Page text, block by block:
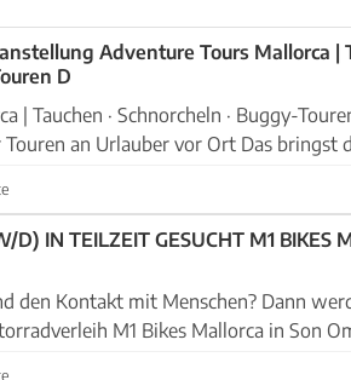
Adventure Tours Mallorca |
Schnorcheln · Buggy-Touren D
· Schnorcheln · Buggy-Touren Deine
vor Ort Das bringst du mit: Sehr starke
MITARBEITER/IN (M/W/D) IN
den Kontakt mit Menschen? Dann